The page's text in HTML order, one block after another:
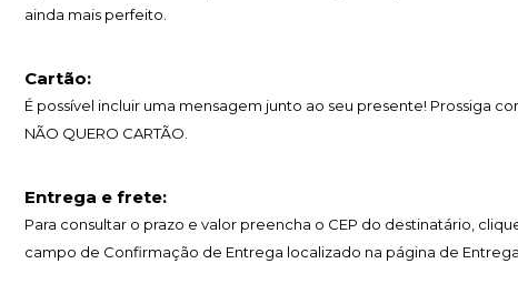
ainda mais perfeito.
Cartão:
É possível incluir uma mensagem junto ao seu presente! Prossiga
NÃO QUERO CARTÃO.
Entrega e frete:
Para consultar o prazo e valor preencha o CEP do destinatário,
campo de Confirmação de Entrega localizado na página de Entrega.